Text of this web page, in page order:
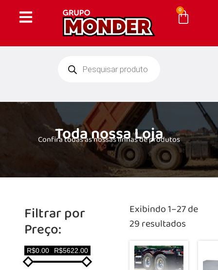
0
Toda nossa Loja
Confira todas as nossas linhas de produtos
Filtrar por
Preço:
R$0.00 R$5622.00
Exibindo 1–27 de
29 resultados